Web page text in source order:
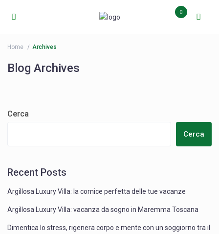
0
Home Archives
Blog Archives
Cerca
Cerca
Recent Posts
Argillosa Luxury Villa: la cornice perfetta delle tue vacanze
Argillosa Luxury Villa: vacanza da sogno in Maremma Toscana
Dimentica lo stress, rigenera corpo e mente con un soggiorno tra il